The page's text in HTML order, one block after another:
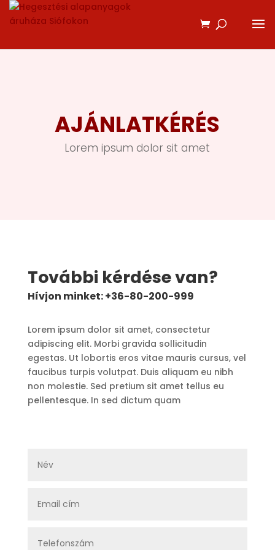
AJÁNLATKÉRÉS
Lorem ipsum dolor sit amet
További kérdése van?
Hívjon minket: +36-80-200-999
Lorem ipsum dolor sit amet, consectetur
adipiscing elit. Morbi gravida sollicitudin
egestas. Ut lobortis eros vitae mauris cursus, vel
faucibus turpis volutpat. Duis aliquam eu nibh
non molestie. Sed pretium sit amet tellus eu
pellentesque. In sed dictum quam